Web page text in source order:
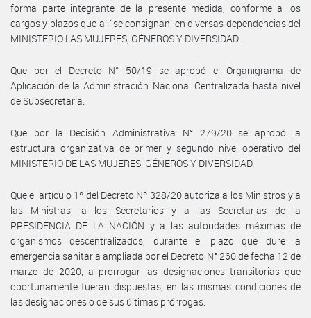
forma parte integrante de la presente medida, conforme a los
cargos y plazos que allí se consignan, en diversas dependencias del
MINISTERIO LAS MUJERES, GÉNEROS Y DIVERSIDAD.
Que por el Decreto N° 50/19 se aprobó el Organigrama de
Aplicación de la Administración Nacional Centralizada hasta nivel
de Subsecretaría.
Que por la Decisión Administrativa N° 279/20 se aprobó la
estructura organizativa de primer y segundo nivel operativo del
MINISTERIO DE LAS MUJERES, GÉNEROS Y DIVERSIDAD.
Que el artículo 1º del Decreto Nº 328/20 autoriza a los Ministros y a
las Ministras, a los Secretarios y a las Secretarias de la
PRESIDENCIA DE LA NACIÓN y a las autoridades máximas de
organismos descentralizados, durante el plazo que dure la
emergencia sanitaria ampliada por el Decreto N° 260 de fecha 12 de
marzo de 2020, a prorrogar las designaciones transitorias que
oportunamente fueran dispuestas, en las mismas condiciones de
las designaciones o de sus últimas prórrogas.